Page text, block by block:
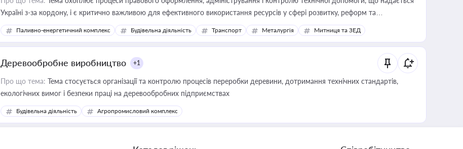
Україні з-за кордону, і є критично важливою для ефективного використання ресурсів у сфері розвитку, реформ та
інфраструктурних проєктів
Паливно-енергетичний комплекс Будівельна діяльність Транспорт Металургія Митниця та ЗЕД
Деревообробне виробництво +1
Про що тема: Тема стосується організації та контролю процесів переробки деревини, дотримання технічних стандартів,
екологічних вимог і безпеки праці на деревообробних підприємствах
Будівельна діяльність Агропромисловий комплекс